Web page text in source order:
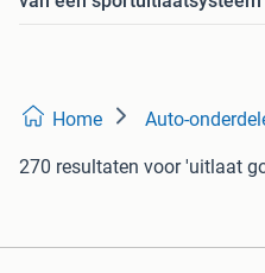
Home Auto-
270 resultaten voor 'uitlaat